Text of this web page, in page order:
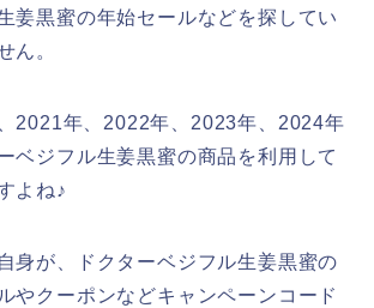
姜黒蜜の年始セールなどを探してい
ん。
2021年、2022年、2023年、2024年
ベジフル生姜黒蜜の商品を利用して
よね♪
身が、ドクターベジフル生姜黒蜜の
やクーポンなどキャンペーンコード